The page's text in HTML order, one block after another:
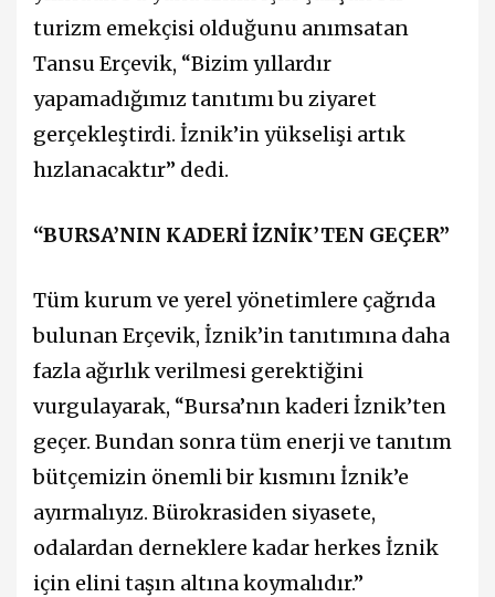
turizm emekçisi olduğunu anımsatan
Tansu Erçevik, “Bizim yıllardır
yapamadığımız tanıtımı bu ziyaret
gerçekleştirdi. İznik’in yükselişi artık
hızlanacaktır” dedi.
“BURSA’NIN KADERİ İZNİK’TEN GEÇER”
Tüm kurum ve yerel yönetimlere çağrıda
bulunan Erçevik, İznik’in tanıtımına daha
fazla ağırlık verilmesi gerektiğini
vurgulayarak, “Bursa’nın kaderi İznik’ten
geçer. Bundan sonra tüm enerji ve tanıtım
bütçemizin önemli bir kısmını İznik’e
ayırmalıyız. Bürokrasiden siyasete,
odalardan derneklere kadar herkes İznik
için elini taşın altına koymalıdır.”